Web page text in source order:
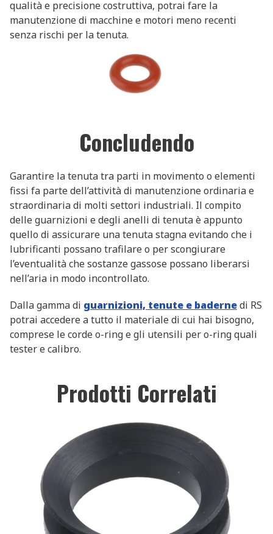
qualità e precisione costruttiva, potrai fare la
manutenzione di macchine e motori meno recenti
senza rischi per la tenuta.
Concludendo
Garantire la tenuta tra parti in movimento o elementi
fissi fa parte dell’attività di manutenzione ordinaria e
straordinaria di molti settori industriali. Il compito
delle guarnizioni e degli anelli di tenuta è appunto
quello di assicurare una tenuta stagna evitando che i
lubrificanti possano trafilare o per scongiurare
l’eventualità che sostanze gassose possano liberarsi
nell’aria in modo incontrollato.
Dalla gamma di guarnizioni, tenute e badernedi RS
potrai accedere a tutto il materiale di cui hai bisogno,
comprese le corde o-ring e gli utensili per o-ring quali
tester e calibro.
Prodotti Correlati